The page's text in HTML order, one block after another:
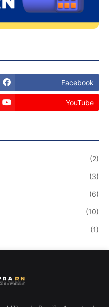
Facebook
YouTube
(2)
(3)
(6)
(10)
(1)